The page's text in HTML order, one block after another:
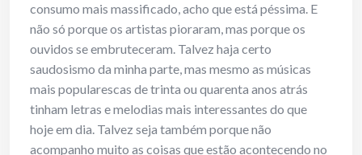
consumo mais massificado, acho que está péssima. E
não só porque os artistas pioraram, mas porque os
ouvidos se embruteceram. Talvez haja certo
saudosismo da minha parte, mas mesmo as músicas
mais popularescas de trinta ou quarenta anos atrás
tinham letras e melodias mais interessantes do que
hoje em dia. Talvez seja também porque não
acompanho muito as coisas que estão acontecendo no